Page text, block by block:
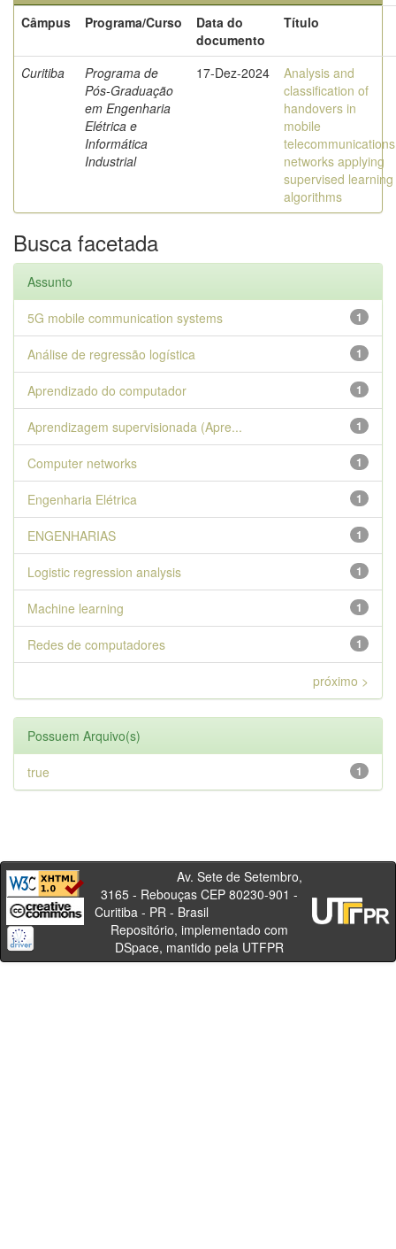
Câmpus
Programa/Curso
Data do
documento
Título
Curitiba
Programa de
Pós-Graduação
em Engenharia
Elétrica e
Informática
Industrial
17-Dez-2024
Analysis and
classification of
handovers in
mobile
telecommunications
networks applying
supervised learning
algorithms
Busca facetada
Assunto
1
5G mobile communication systems
1
Análise de regressão logística
1
Aprendizado do computador
1
Aprendizagem supervisionada (Apre...
1
Computer networks
1
Engenharia Elétrica
1
ENGENHARIAS
1
Logistic regression analysis
1
Machine learning
1
Redes de computadores
próximo >
Possuem Arquivo(s)
1
true
Av. Sete de Setembro,
3165 - Rebouças CEP 80230-901 -
Curitiba - PR - Brasil
Repositório, implementado com
DSpace, mantido pela UTFPR